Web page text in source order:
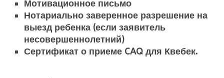
Мотивационное письмо
Нотариально заверенное разрешение на
выезд ребенка (если заявитель
несовершеннолетний)
Сертификат о приеме CAQ для Квебек.